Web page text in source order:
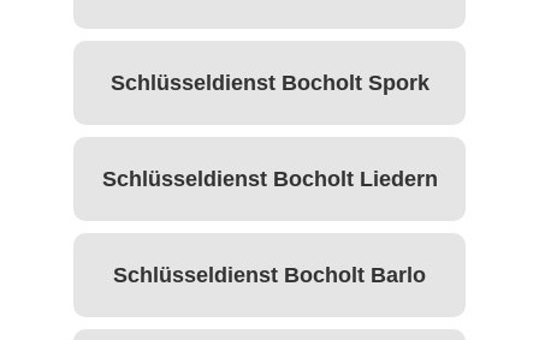
Schlüsseldienst Bocholt Spork
Schlüsseldienst Bocholt Liedern
Schlüsseldienst Bocholt Barlo